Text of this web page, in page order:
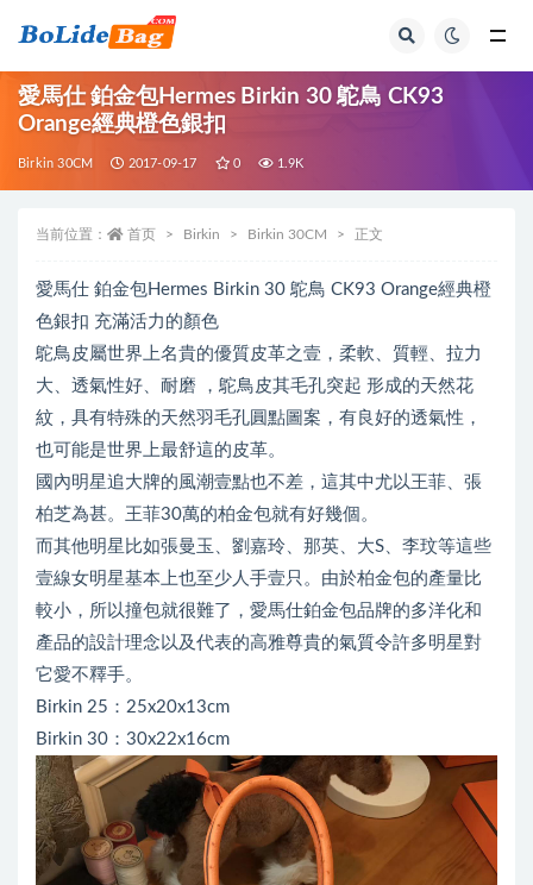
愛馬仕 鉑金包Hermes Birkin 30 鴕鳥 CK93
Orange經典橙色銀扣
Birkin 30CM 2017-09-17 0 1.9K
当前位置： 首页 Birkin Birkin 30CM 正文
愛馬仕 鉑金包Hermes Birkin 30 鴕鳥 CK93 Orange經典橙
色銀扣 充滿活力的顏色
鴕鳥皮屬世界上名貴的優質皮革之壹，柔軟、質輕、拉力
大、透氣性好、耐磨 ，鴕鳥皮其毛孔突起 形成的天然花
紋，具有特殊的天然羽毛孔圓點圖案，有良好的透氣性，
也可能是世界上最舒這的皮革。
國內明星追大牌的風潮壹點也不差，這其中尤以王菲、張
柏芝為甚。王菲30萬的柏金包就有好幾個。
而其他明星比如張曼玉、劉嘉玲、那英、大S、李玟等這些
壹線女明星基本上也至少人手壹只。由於柏金包的產量比
較小，所以撞包就很難了，愛馬仕鉑金包品牌的多洋化和
產品的設計理念以及代表的高雅尊貴的氣質令許多明星對
它愛不釋手。
Birkin 25：25x20x13cm
Birkin 30：30x22x16cm